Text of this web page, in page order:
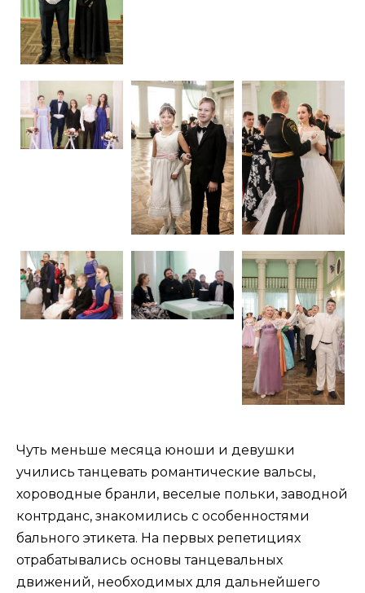
Чуть меньше месяца юноши и девушки
учились танцевать романтические вальсы,
хороводные бранли, веселые польки, заводной
контрданс, знакомились с особенностями
бального этикета. На первых репетициях
отрабатывались основы танцевальных
движений, необходимых для дальнейшего